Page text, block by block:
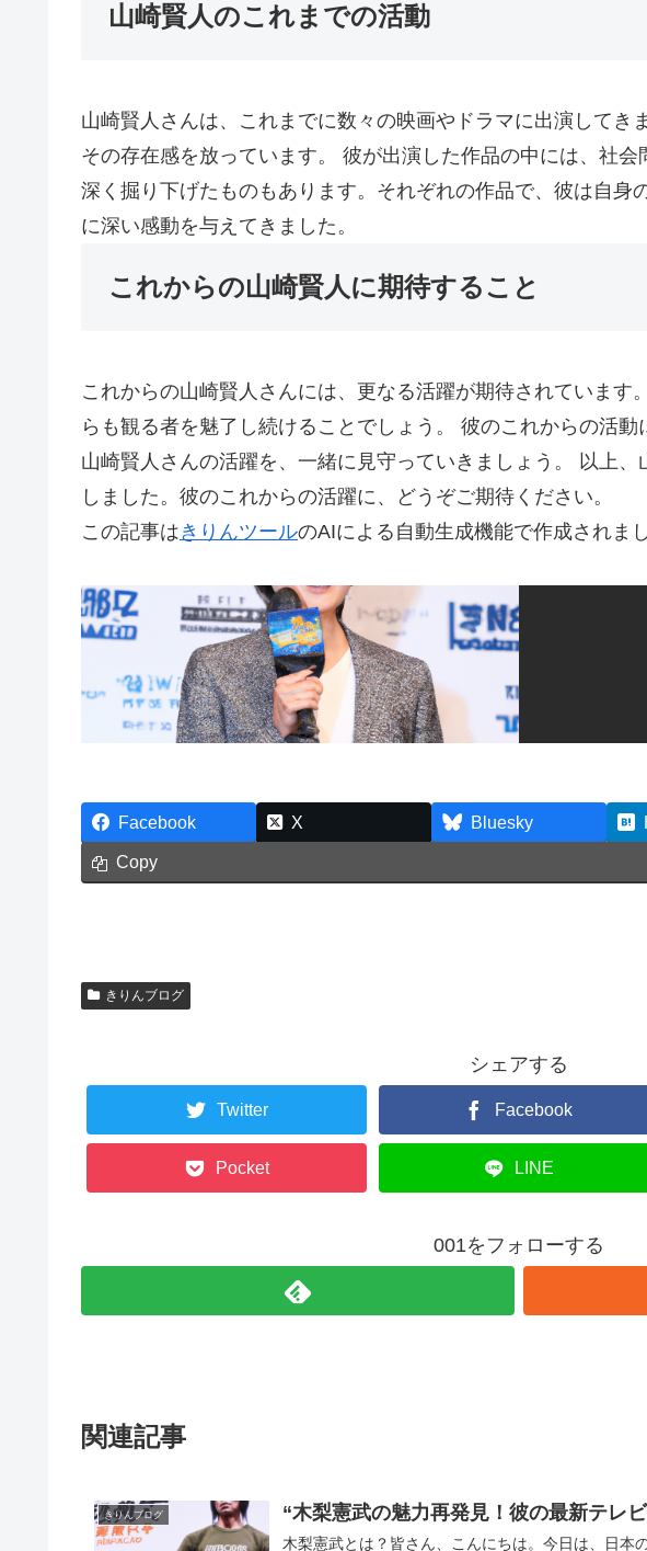
山崎賢人のこれまでの活動
山崎賢人さんは、これまでに数々の映画やドラマに出演してき
その存在感を放っています。 彼が出演した作品の中には、社
深く掘り下げたものもあります。それぞれの作品で、彼は自身
に深い感動を与えてきました。
これからの山崎賢人に期待すること
これからの山崎賢人さんには、更なる活躍が期待されています
らも観る者を魅了し続けることでしょう。 彼のこれからの活
山崎賢人さんの活躍を、一緒に見守っていきましょう。 以上
しました。彼のこれからの活躍に、どうぞご期待ください。
この記事はきりんツールのAIによる自動生成機能で作成されま
Facebook X Bluesky
Copy
きりんブログ
シェアする
Twitter Facebook
Pocket LINE
001をフォローする
関連記事
きりんブログ “木梨憲武の魅力再発見！彼の最新テレ
木梨憲武とは？皆さん、こんにちは。今日は、日本